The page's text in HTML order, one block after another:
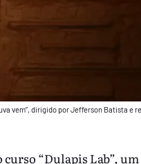
vem”, dirigido por Jefferson Batista e
curso “Dulapis Lab”,